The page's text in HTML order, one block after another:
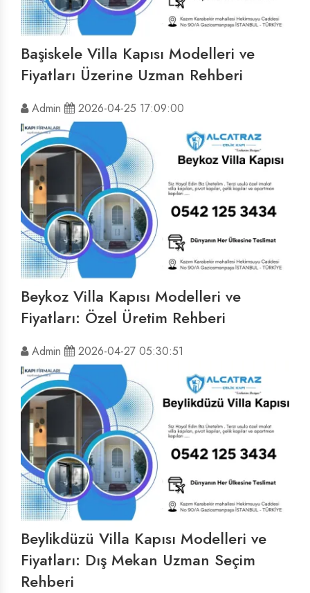
Başiskele Villa Kapısı Modelleri ve
Fiyatları Üzerine Uzman Rehberi
Admin 2026-04-25 17:09:00
Beykoz Villa Kapısı Modelleri ve
Fiyatları: Özel Üretim Rehberi
Admin 2026-04-27 05:30:51
Beylikdüzü Villa Kapısı Modelleri ve
Fiyatları: Dış Mekan Uzman Seçim
Rehberi